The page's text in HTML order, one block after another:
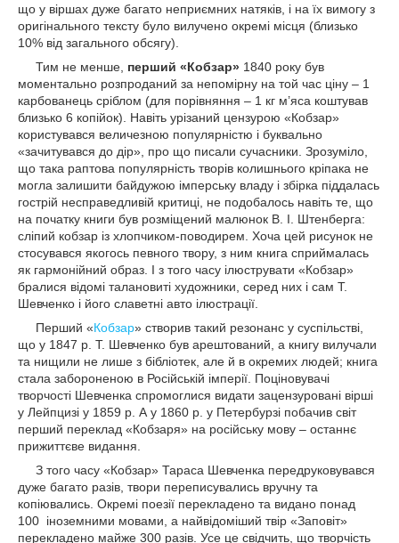
що у віршах дуже багато неприємних натяків, і на їх вимогу з
оригінального тексту було вилучено окремі місця (близько
10% від загального обсягу).
Тим не менше, перший «Кобзар» 1840 року був
моментально розпроданий за непомірну на той час ціну – 1
карбованець сріблом (для порівняння – 1 кг м’яса коштував
близько 6 копійок). Навіть урізаний цензурою «Кобзар»
користувався величезною популярністю і буквально
«зачитувався до дір», про що писали сучасники. Зрозуміло,
що така раптова популярність творів колишнього кріпака не
могла залишити байдужою імперську владу і збірка піддалась
гострій несправедливій критиці, не подобалось навіть те, що
на початку книги був розміщений малюнок В. І. Штенберга:
сліпий кобзар із хлопчиком-поводирем. Хоча цей рисунок не
стосувався якогось певного твору, з ним книга сприймалась
як гармонійний образ. І з того часу ілюструвати «Кобзар»
бралися відомі талановиті художники, серед них і сам Т.
Шевченко і його славетні авто ілюстрації.
Перший «Кобзар» створив такий резонанс у суспільстві,
що у 1847 р. Т. Шевченко був арештований, а книгу вилучали
та нищили не лише з бібліотек, але й в окремих людей; книга
стала забороненою в Російській імперії. Поціновувачі
творчості Шевченка спромоглися видати зацензуровані вірші
у Лейпцизі у 1859 р. А у 1860 р. у Петербурзі побачив світ
перший переклад «Кобзаря» на російську мову – останнє
прижиттєве видання.
З того часу «Кобзар» Тараса Шевченка передруковувався
дуже багато разів, твори переписувались вручну та
копіювались. Окремі поезії перекладено та видано понад
100 іноземними мовами, а найвідоміший твір «Заповіт»
перекладено майже 300 разів. Усе це свідчить, що творчість